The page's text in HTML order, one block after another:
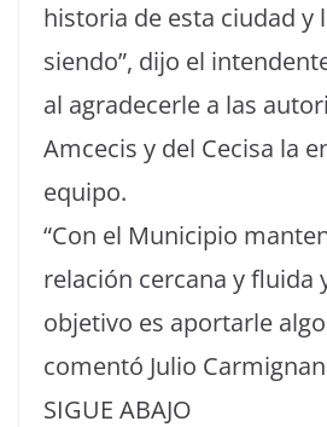
historia de esta ciudad y
siendo”, dijo el
al agradecerle a las
Amcecis y del Cecisa la
equipo.
“Con el Municipio
relación cercana y fluida
objetivo es aportarle
comentó Julio
SIGUE ABAJO